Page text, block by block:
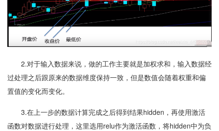
2.对于输入数据来说，做的工作主要就是加权求和，输入数据经
过处理之后跟原来的数据维度保持一致，但是数值会随着权重和偏
置值的变化而变化。
3.在上一步的数据计算完成之后得到结果hidden，再使用激活
函数对数据进行处理，这里选用relu作为激活函数，将hidden中为负